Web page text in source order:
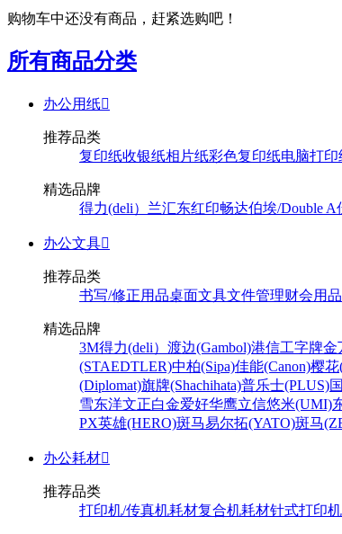
购物车中还没有商品，赶紧选购吧！
所有商品分类
办公用纸
推荐品类
复印纸收银纸相片纸彩色复印纸电脑打印
精选品牌
得力(deli） 兰汇东红印畅达伯埃/Double A
办公文具
推荐品类
书写/修正用品桌面文具文件管理财会用品
精选品牌
3M得力(deli） 渡边(Gambol)港信工字牌金
(STAEDTLER)中柏(Sipa)佳能(Canon)樱
(Diplomat)旗牌(Shachihata)普乐士(PLUS)
雪东洋文正白金爱好华鹰立信悠米(UMI)
PX英雄(HERO)斑马易尔拓(YATO)斑马
办公耗材
推荐品类
打印机/传真机耗材复合机耗材针式打印